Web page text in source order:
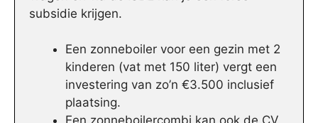
subsidie krijgen.
Een zonneboiler voor een gezin met 2
kinderen (vat met 150 liter) vergt een
investering van zo’n €3.500 inclusief
plaatsing.